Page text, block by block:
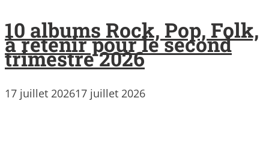
10 albums Rock, Pop, Folk,
à retenir pour le second
trimestre 2026
17 juillet 202617 juillet 2026